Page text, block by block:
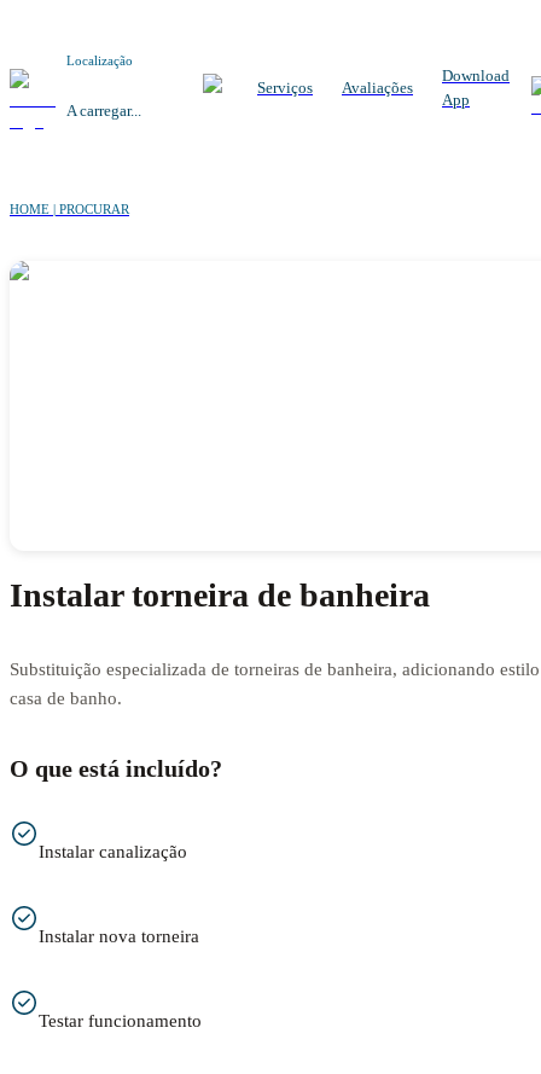
Localização
A carregar...
Serviços Avaliações
Download
App
HOME | PROCURAR
Instalar torneira de banheira
Substituição especializada de torneiras de banheira, adicionando
casa de banho.
O que está incluído?
Instalar canalização
Instalar nova torneira
Testar funcionamento